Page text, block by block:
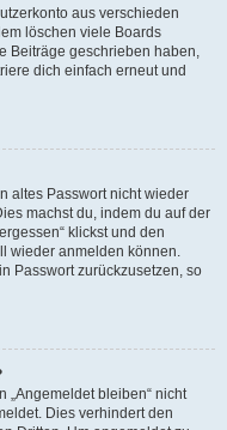
aus verschieden
löschen viele Boards
Beiträge geschrieben haben,
dich einfach erneut und
altes Passwort nicht wieder
machst du, indem du auf der
klickst und den
wieder anmelden können.
Passwort zurückzusetzen, so
„Angemeldet bleiben“ nicht
Dies verhindert den